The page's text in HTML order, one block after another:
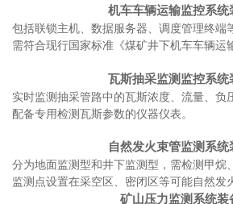
机车车辆运输监控系统
包括联锁主机、数据服务器、调度管理终端
需符合现行国家标准《煤矿井下机车车辆运
瓦斯抽采监测监控系统
实时监测抽采管路中的瓦斯浓度、流量、负
配备专用检测瓦斯参数的仪器仪表。
自然发火束管监测系统
分为地面监测型和井下监测型，需检测甲烷
监测点设置在采空区、密闭区等可能自然发
矿山压力监测系统装